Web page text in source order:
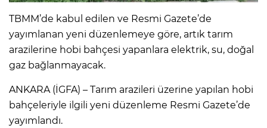
TBMM’de kabul edilen ve Resmi Gazete’de
yayımlanan yeni düzenlemeye göre, artık tarım
arazilerine hobi bahçesi yapanlara elektrik, su, doğal
gaz bağlanmayacak.
ANKARA (İGFA) – Tarım arazileri üzerine yapılan hobi
bahçeleriyle ilgili yeni düzenleme Resmi Gazete’de
yayımlandı.